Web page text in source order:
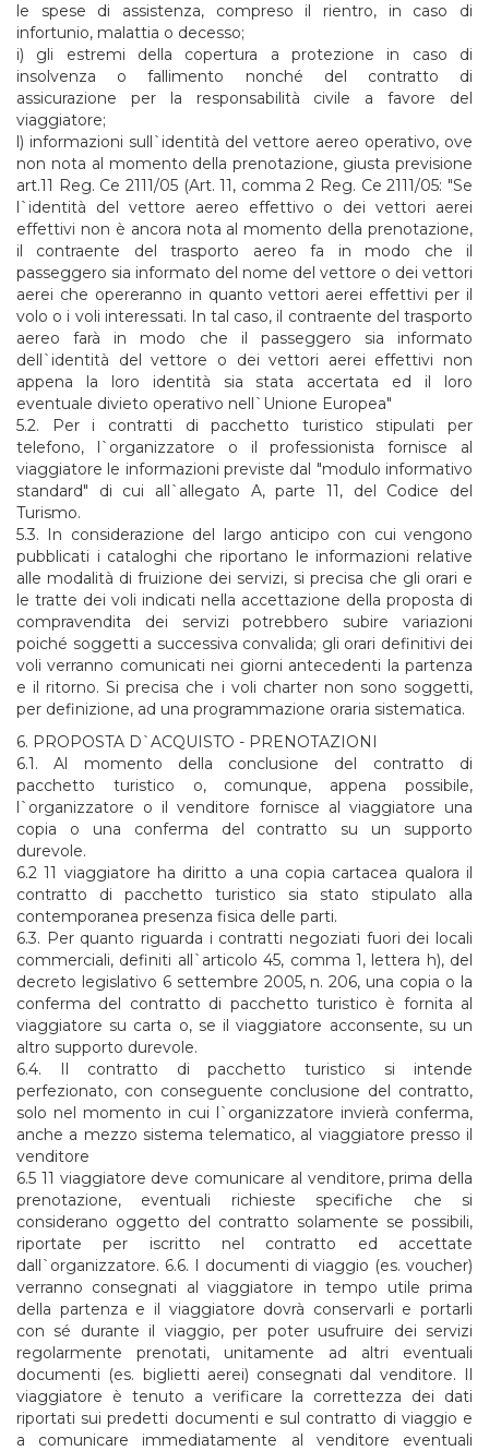
le spese di assistenza, compreso il rientro, in caso di
infortunio, malattia o decesso;
i) gli estremi della copertura a protezione in caso di
insolvenza o fallimento nonché del contratto di
assicurazione per la responsabilità civile a favore del
viaggiatore;
l) informazioni sull`identità del vettore aereo operativo, ove
non nota al momento della prenotazione, giusta previsione
art.11 Reg. Ce 2111/05 (Art. 11, comma 2 Reg. Ce 2111/05: "Se
l`identità del vettore aereo effettivo o dei vettori aerei
effettivi non è ancora nota al momento della prenotazione,
il contraente del trasporto aereo fa in modo che il
passeggero sia informato del nome del vettore o dei vettori
aerei che opereranno in quanto vettori aerei effettivi per il
volo o i voli interessati. In tal caso, il contraente del trasporto
aereo farà in modo che il passeggero sia informato
dell`identità del vettore o dei vettori aerei effettivi non
appena la loro identità sia stata accertata ed il loro
eventuale divieto operativo nell`Unione Europea"
5.2. Per i contratti di pacchetto turistico stipulati per
telefono, l`organizzatore o il professionista fornisce al
viaggiatore le informazioni previste dal "modulo informativo
standard" di cui all`allegato A, parte 11, del Codice del
Turismo.
5.3. In considerazione del largo anticipo con cui vengono
pubblicati i cataloghi che riportano le informazioni relative
alle modalità di fruizione dei servizi, si precisa che gli orari e
le tratte dei voli indicati nella accettazione della proposta di
compravendita dei servizi potrebbero subire variazioni
poiché soggetti a successiva convalida; gli orari definitivi dei
voli verranno comunicati nei giorni antecedenti la partenza
e il ritorno. Si precisa che i voli charter non sono soggetti,
per definizione, ad una programmazione oraria sistematica.
6. PROPOSTA D`ACQUISTO - PRENOTAZIONI
6.1. Al momento della conclusione del contratto di
pacchetto turistico o, comunque, appena possibile,
l`organizzatore o il venditore fornisce al viaggiatore una
copia o una conferma del contratto su un supporto
durevole.
6.2 11 viaggiatore ha diritto a una copia cartacea qualora il
contratto di pacchetto turistico sia stato stipulato alla
contemporanea presenza fisica delle parti.
6.3. Per quanto riguarda i contratti negoziati fuori dei locali
commerciali, definiti all`articolo 45, comma 1, lettera h), del
decreto legislativo 6 settembre 2005, n. 206, una copia o la
conferma del contratto di pacchetto turistico è fornita al
viaggiatore su carta o, se il viaggiatore acconsente, su un
altro supporto durevole.
6.4. Il contratto di pacchetto turistico si intende
perfezionato, con conseguente conclusione del contratto,
solo nel momento in cui l`organizzatore invierà conferma,
anche a mezzo sistema telematico, al viaggiatore presso il
venditore
6.5 11 viaggiatore deve comunicare al venditore, prima della
prenotazione, eventuali richieste specifiche che si
considerano oggetto del contratto solamente se possibili,
riportate per iscritto nel contratto ed accettate
dall`organizzatore. 6.6. I documenti di viaggio (es. voucher)
verranno consegnati al viaggiatore in tempo utile prima
della partenza e il viaggiatore dovrà conservarli e portarli
con sé durante il viaggio, per poter usufruire dei servizi
regolarmente prenotati, unitamente ad altri eventuali
documenti (es. biglietti aerei) consegnati dal venditore. Il
viaggiatore è tenuto a verificare la correttezza dei dati
riportati sui predetti documenti e sul contratto di viaggio e
a comunicare immediatamente al venditore eventuali